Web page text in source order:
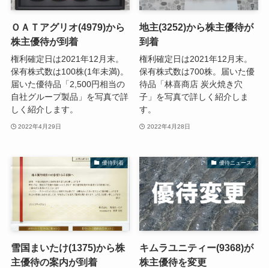
ＯＡＴアグリオ(4979)から
株主優待が到着
権利確定日は2021年12月末。
保有株式数は100株(1年未満)。
届いた優待品「2,500円相当の
自社グループ製品」を写真で詳
しく紹介します。
2022年4月29日
地主(3252)から株主優待が
到着
権利確定日は2021年12月末。
保有株式数は700株。届いた優
待品「林喜商店 炭火焼き穴
子」を写真で詳しく紹介しま
す。
2022年4月28日
優待到着
雪国まいたけ(1375)から株
主優待の案内が到着
優待ニュース
キムラユニティー(9368)が
株主優待を変更